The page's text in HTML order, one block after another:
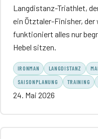
Langdistanz-Triathlet,
ein Ötztaler-Finisher,
funktioniert alles nur
Hebel sitzen.
IRONMAN LANGDISTANZ
SAISONPLANUNG
TRAINING
24. Mai 2026